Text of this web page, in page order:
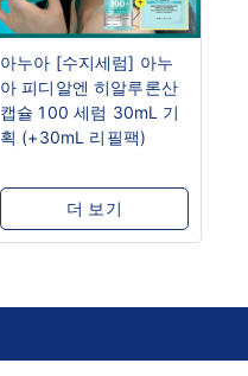
아누아 [수지세럼] 아누
아 피디알엔 히알루론산
캡슐 100 세럼 30mL 기
획 (+30mL 리필팩)
더 보기